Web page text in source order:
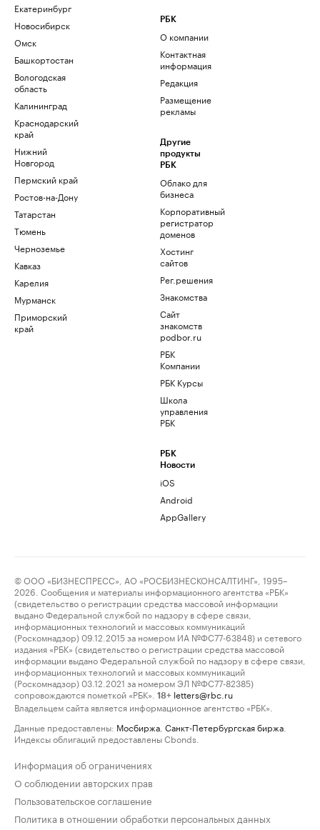
Екатеринбург
Новосибирск
Омск
Башкортостан
Вологодская
область
Калининград
Краснодарский
край
Нижний
Новгород
Пермский край
Ростов-на-Дону
Татарстан
Тюмень
Черноземье
Кавказ
Карелия
Мурманск
Приморский
край
РБК
О компании
Контактная
информация
Редакция
Размещение
рекламы
Другие
продукты
РБК
Облако для
бизнеса
Корпоративный
регистратор
доменов
Хостинг
сайтов
Рег.решения
Знакомства
Сайт
знакомств
podbor.ru
РБК
Компании
РБК Курсы
Школа
управления
РБК
РБК
Новости
iOS
Android
AppGallery
© ООО «БИЗНЕСПРЕСС», АО «РОСБИЗНЕСКОНСАЛТИНГ», 1995–
2026. Сообщения и материалы информационного агентства «РБК»
(свидетельство о регистрации средства массовой информации
выдано Федеральной службой по надзору в сфере связи,
информационных технологий и массовых коммуникаций
(Роскомнадзор) 09.12.2015 за номером ИА №ФС77-63848) и сетевого
издания «РБК» (свидетельство о регистрации средства массовой
информации выдано Федеральной службой по надзору в сфере связи,
информационных технологий и массовых коммуникаций
(Роскомнадзор) 03.12.2021 за номером ЭЛ №ФС77-82385)
сопровождаются пометкой «РБК».
18+ letters@rbc.ru
Владельцем сайта является информационное агентство «РБК».
Данные предоставлены: Мосбиржа Санкт-Петербургская биржа
Индексы облигаций предоставлены Cbonds.
Информация об ограничениях
О соблюдении авторских прав
Пользовательское соглашение
Политика в отношении обработки персональных данных